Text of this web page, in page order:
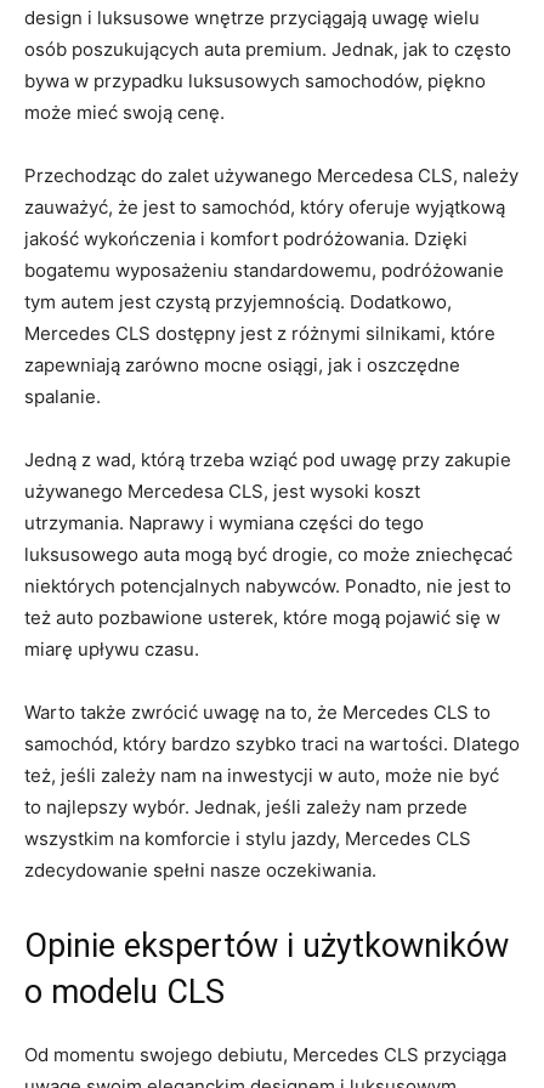
design i luksusowe wnętrze przyciągają uwagę wielu
osób poszukujących auta ⁢premium. Jednak, ⁣jak‌ to⁤ często
bywa w‌ przypadku luksusowych samochodów, piękno
może mieć ⁣swoją ​cenę.
Przechodząc do zalet używanego Mercedesa CLS, należy
zauważyć, że jest‍ to samochód, który oferuje wyjątkową
jakość wykończenia i komfort podróżowania. Dzięki‍
bogatemu ⁢wyposażeniu standardowemu, podróżowanie
tym autem jest czystą przyjemnością. Dodatkowo,⁤
Mercedes‍ CLS dostępny jest z różnymi ‌silnikami,​ które
zapewniają zarówno mocne osiągi, jak i oszczędne
spalanie.
Jedną z ⁤wad, ‌którą trzeba wziąć pod uwagę‍ przy zakupie
używanego Mercedesa CLS, jest⁣ wysoki koszt
⁢utrzymania. Naprawy i wymiana ‍części do⁢ tego
luksusowego auta mogą być drogie, co może zniechęcać
niektórych‍ potencjalnych nabywców.⁤ Ponadto, nie⁣ jest to
‍też​ auto pozbawione usterek, które mogą pojawić się w
miarę ⁢upływu czasu.
Warto także zwrócić uwagę⁣ na to, że Mercedes CLS to
⁢samochód, który bardzo ⁤szybko traci na wartości. Dlatego
też, ⁤jeśli zależy⁣ nam na inwestycji w‍ auto,⁢ może nie ‍być‍
to najlepszy wybór. Jednak, jeśli zależy nam przede
wszystkim na komforcie i stylu jazdy, Mercedes ⁤CLS⁣
zdecydowanie ⁢spełni nasze‌ oczekiwania.
Opinie ekspertów i⁣ użytkowników
o ⁢modelu CLS
Od momentu swojego debiutu, Mercedes CLS przyciąga